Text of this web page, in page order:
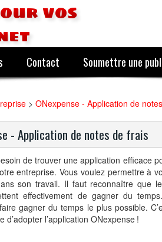
vos
Contact Soumettre une
> ONexpense - Application de
- Application de notes de frais
de trouver une application efficace
entreprise. Vous voulez permettre à
son travail. Il faut reconnaître que
effectivement de gagner du
gagner du temps le plus possible.
d’adopter l’application ONexpense !